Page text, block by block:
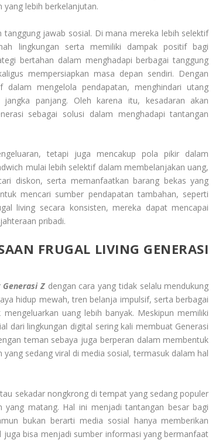
lebih berkelanjutan.
jawab sosial. Di mana mereka lebih selektif
lingkungan serta memiliki dampak positif bagi
bertahan dalam menghadapi berbagai tanggung
mempersiapkan masa depan sendiri. Dengan
mengelola pendapatan, menghindari utang
panjang. Oleh karena itu, kesadaran akan
sebagai solusi dalam menghadapi tantangan
tetapi juga mencakup pola pikir dalam
mulai lebih selektif dalam membelanjakan uang,
diskon, serta memanfaatkan barang bekas yang
mencari sumber pendapatan tambahan, seperti
living secara konsisten, mereka dapat mencapai
pribadi.
FRUGAL LIVING GENERASI
Z dengan cara yang tidak selalu mendukung
hidup mewah, tren belanja impulsif, serta berbagai
uang lebih banyak. Meskipun memiliki
dari lingkungan digital sering kali membuat Generasi
teman sebaya juga berperan dalam membentuk
sedang viral di media sosial, termasuk dalam hal
sekadar nongkrong di tempat yang sedang populer
matang. Hal ini menjadi tantangan besar bagi
bukan berarti media sosial hanya memberikan
bisa menjadi sumber informasi yang bermanfaat